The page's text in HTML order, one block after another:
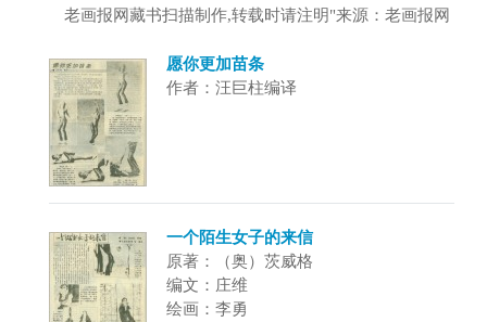
老画报网藏书扫描制作,转载时请注明"来源：老画报网
愿你更加苗条
作者：汪巨柱编译
一个陌生女子的来信
原著：（奥）茨威格
编文：庄维
绘画：李勇